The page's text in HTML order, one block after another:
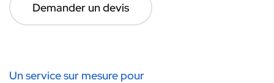
Demander un devis
Un service sur mesure pour